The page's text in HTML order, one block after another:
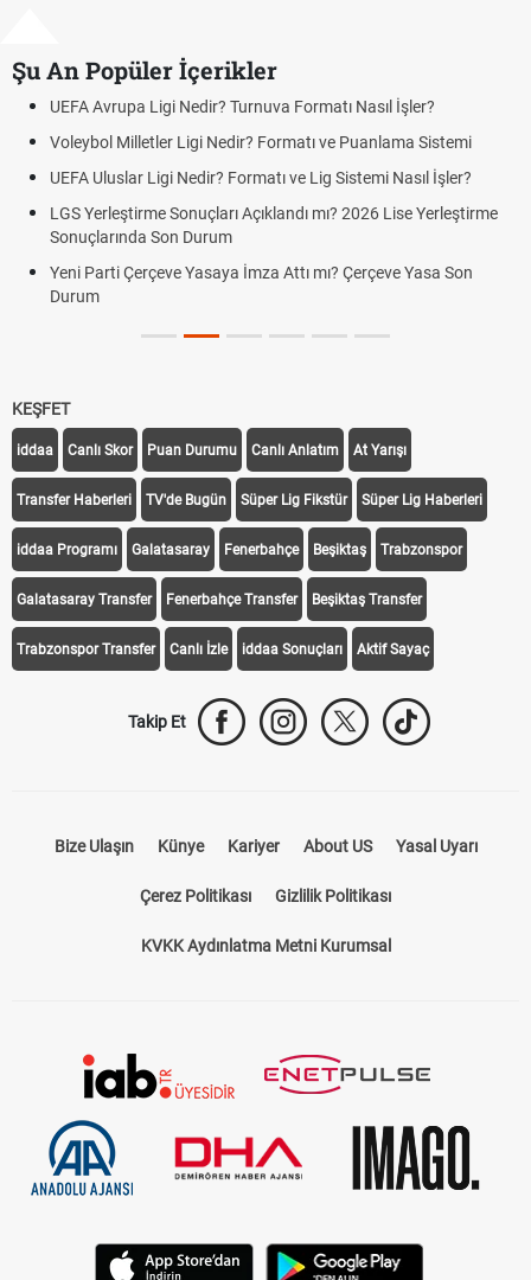
Şu An Popüler İçerikler
UEFA Avrupa Ligi Nedir? Turnuva Formatı Nasıl İşler?
Voleybol Milletler Ligi Nedir? Formatı ve Puanlama Sistemi
UEFA Uluslar Ligi Nedir? Formatı ve Lig Sistemi Nasıl İşler?
LGS Yerleştirme Sonuçları Açıklandı mı? 2026 Lise Yerleştirme
Sonuçlarında Son Durum
Yeni Parti Çerçeve Yasaya İmza Attı mı? Çerçeve Yasa Son
Durum
KEŞFET
iddaa Canlı Skor Puan Durumu Canlı Anlatım At Yarışı
Transfer Haberleri TV'de Bugün Süper Lig Fikstür Süper Lig Haberleri
iddaa Programı Galatasaray Fenerbahçe Beşiktaş Trabzonspor
Galatasaray Transfer Fenerbahçe Transfer Beşiktaş Transfer
Trabzonspor Transfer Canlı İzle iddaa Sonuçları Aktif Sayaç
Takip Et
Bize Ulaşın Künye Kariyer About US Yasal Uyarı
Çerez Politikası Gizlilik Politikası
KVKK Aydınlatma Metni Kurumsal